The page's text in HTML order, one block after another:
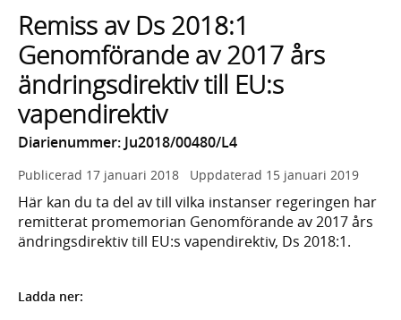
lista
med
sökförslag
Remiss av Ds 2018:1
Genomförande av 2017 års
ändringsdirektiv till EU:s
vapendirektiv
Diarienummer: Ju2018/00480/L4
Publicerad 17 januari 2018 Uppdaterad 15 januari 2019
Här kan du ta del av till vilka instanser regeringen har
remitterat promemorian Genomförande av 2017 års
ändringsdirektiv till EU:s vapendirektiv, Ds 2018:1.
Ladda ner: